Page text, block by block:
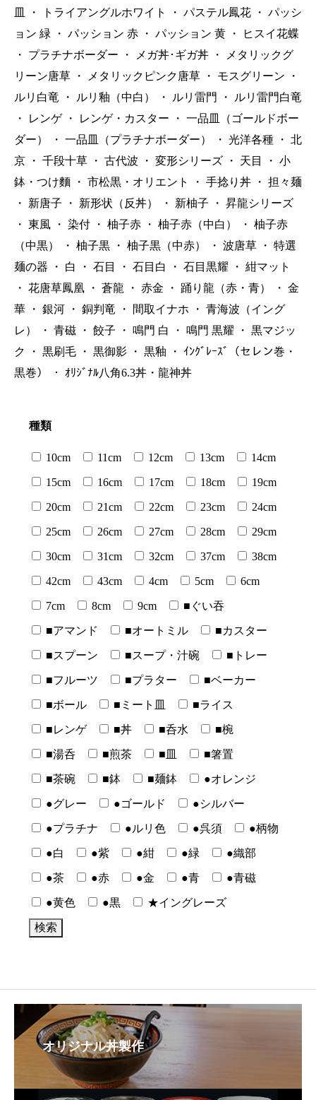
皿
・ トライアングルホワイト ・ パステル鳳花 ・ パッシ
ョン 緑
・ パッション 赤 ・ パッション 黄 ・
ヒスイ花蝶
・
プラチナボーダー ・ メガ丼･ギガ丼 ・
メタリックグ
リーン唐草
・ メタリックピンク唐草 ・ モスグリーン
・
ルリ白竜
・ ルリ釉（中白） ・ ルリ雷門 ・
ルリ雷門白竜
・
レンゲ ・ レンゲ・カスター ・ 一品皿（ゴールドボー
ダー）
・ 一品皿（プラチナボーダー） ・ 光洋各種 ・ 北
京
・ 千段十草 ・ 古代波 ・ 変形シリーズ ・ 天目 ・ 小
鉢・つけ麵
・ 市松黒・オリエント ・ 手捻り丼 ・ 担々麺
・
新唐子 ・ 新形状（反丼） ・ 新柚子 ・ 昇龍シリーズ
・ 東風 ・ 染付 ・ 柚子赤 ・ 柚子赤（中白） ・ 柚子赤
（中黒）
・ 柚子黒 ・ 柚子黒（中赤） ・ 波唐草 ・ 特選
麺の器
・ 白 ・ 石目 ・ 石目白 ・ 石目黒耀 ・ 紺マット
・ 花唐草鳳凰 ・ 蒼龍 ・ 赤金 ・ 踊り龍（赤・青） ・ 金
華
・ 銀河 ・ 銅判竜 ・ 間取イナホ ・ 青海波（イング
レ）
・ 青磁 ・ 餃子 ・ 鳴門 白 ・ 鳴門 黒耀 ・ 黒マジッ
ク
・ 黒刷毛 ・ 黒御影 ・ 黒釉 ・
ｲﾝｸﾞﾚｰｽﾞ（セレン巻・
黒巻）
・ ｵﾘｼﾞﾅﾙ八角6.3丼・龍神丼
種類
10cm 11cm 12cm 13cm 14cm
15cm 16cm 17cm 18cm 19cm
20cm 21cm 22cm 23cm 24cm
25cm 26cm 27cm 28cm 29cm
30cm 31cm 32cm 37cm 38cm
42cm 43cm 4cm 5cm 6cm
7cm 8cm 9cm ■ぐい吞
■アマンド ■オートミル ■カスター
■スプーン ■スープ・汁碗 ■トレー
■フルーツ ■プラター ■ベーカー
■ボール ■ミート皿 ■ライス
■レンゲ ■丼 ■呑水 ■椀
■湯呑 ■煎茶 ■皿 ■箸置
■茶碗 ■鉢 ■麺鉢 ●オレンジ
●グレー ●ゴールド ●シルバー
●プラチナ ●ルリ色 ●呉須 ●柄物
●白 ●紫 ●紺 ●緑 ●織部
●茶 ●赤 ●金 ●青 ●青磁
●黄色 ●黒 ★イングレーズ
オリジナル丼製作